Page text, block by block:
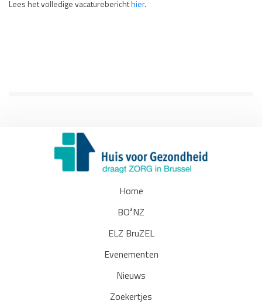
Lees het volledige vacatureberichthier.
Home
BO³NZ
ELZ BruZEL
Evenementen
Nieuws
Zoekertjes